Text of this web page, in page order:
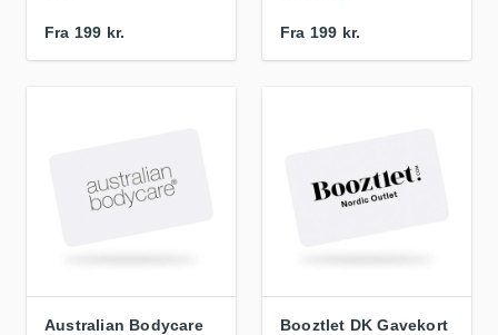
Fra 199 kr. Fra 199 kr.
Australian Bodycare
Booztlet DK Gavekort